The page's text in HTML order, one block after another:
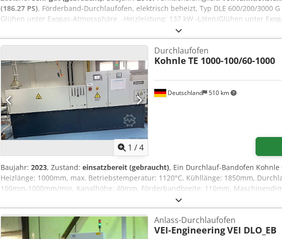
(186.27 PS), Förderband-Durchlaufofen, elektrisch beheizt, Typ DLE 600/200/3000
Glühen unter Exogas-Atmossphäre. -Heizleistung: 137 kW -Löten/Glühen unter
Credpfoy Ddtiex Al Nsf -Förderbandbreite: 600 mm -lichte Höhe über Band: 200 mm
mm -Nettodurchsatzleistung: 254 kg/h -max. Temperatur: 1150 °C
1 /4
Deutschland 510 km
Durchlaufofen
Kohnle TE 1000-100/60-1000
Baujahr: 2023, Zustand: einsatzbereit (gebraucht), Ein Durchlauf-Bandofen
Heizlänge: 1000mm, max. Betriebstemperatur: 1120°C, Kühllänge: 1850mm,
100mm-1000mm/min, Kanalhöhe: 40mm, Förderbandbreite: 110mm,
5000mm/650mm/1350mm, Steuerung: Simatic HMI. Inklusive Ammoniakspalter,
Stickstoffvorhang vorne und hinten sowie ein zusätzliches Topfband.
Besichtigung vor Ort ist möglich. Voraussichtlich ab März 2025 verfügbar.
Anlass-Durchlaufofen
VEI-EngineeringVEI DLO_EB